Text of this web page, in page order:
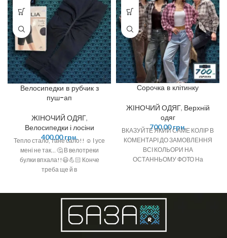
Велосипедки в рубчик з
пуш-ап
ЖІНОЧИЙ ОДЯГ,
Велосипедки і лосіни
400,00грн.
Тепло стало, тане сало!! ☺️ І усе
мені не так… 🤔 В велотреки
булки впхала!!😃💪🏻 Конче
треба ще й в
Сорочка в клітинку
ЖІНОЧИЙ ОДЯГ, Верхній
одяг
700,00грн.
ВКАЗУЙТЕ ЯКИЙ САМЕ КОЛІР В
КОМЕНТАРІ ДО ЗАМОВЛЕННЯ
ВСІ КОЛЬОРИ НА
ОСТАННЬОМУ ФОТО На
Американське я село!!!🤭🫠😅 ❣️
Картата сорочка - вічна класика
у гардеробі. ❣️М’яка тканина,
вільний крій і класичний принт -